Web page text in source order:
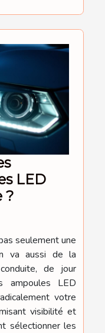
LED
?
seulement une
va aussi de la
de jour
ampoules LED
votre
visibilité et
sélectionner les